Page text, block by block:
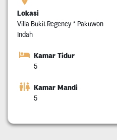
Lokasi
Villa Bukit Regency * Pakuwon
Indah
Kamar Tidur
5
Kamar Mandi
5